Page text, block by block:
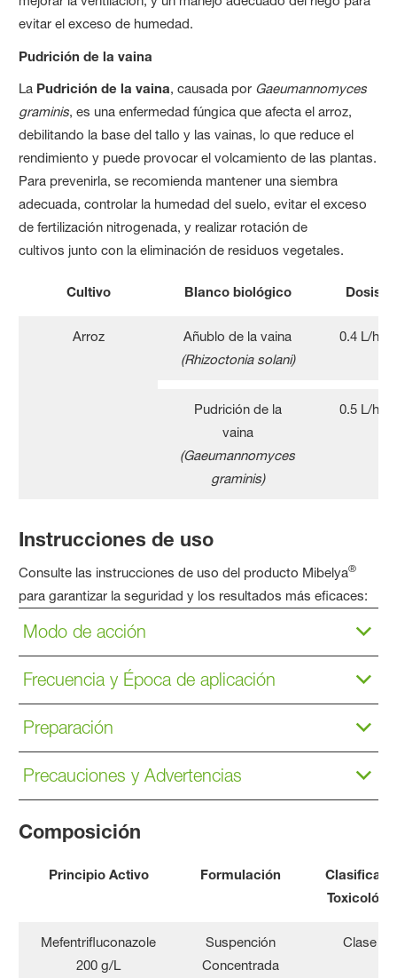
evitar el exceso de humedad.
Pudrición de la vaina
La Pudrición de la vaina, causada por Gaeumannomyces
graminis, es una enfermedad fúngica que afecta el arroz,
debilitando la base del tallo y las vainas, lo que reduce el
rendimiento y puede provocar el volcamiento de las plantas.
Para prevenirla, se recomienda mantener una siembra
adecuada, controlar la humedad del suelo, evitar el exceso
de fertilización nitrogenada, y realizar rotación de
cultivos junto con la eliminación de residuos vegetales.
Cultivo Blanco biológico Dosis
Arroz
Añublo de la vaina
(Rhizoctonia solani)
0.4 L/ha
Pudrición de la
vaina
(Gaeumannomyces
graminis)
0.5 L/ha
Instrucciones de uso
Consulte las instrucciones de uso del producto Mibelya®
para garantizar la seguridad y los resultados más eficaces:
Modo de acción
Frecuencia y Época de aplicación
Preparación
Precauciones y Advertencias
Composición
Principio Activo Formulación
Mefentrifluconazole
200 g/L
Suspención
Concentrada
Clase III